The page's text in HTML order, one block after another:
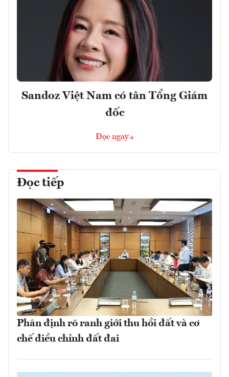
Sandoz Việt Nam có tân Tổng Giám
đốc
Đọc ngay
Đọc tiếp
Phân định rõ ranh giới thu hồi đất và cơ
chế điều chỉnh đất đai